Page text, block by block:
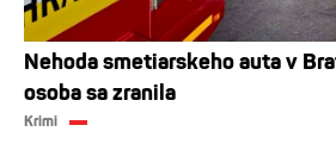
Nehoda smetiarskeho auta v
osoba sa zranila
Krimi